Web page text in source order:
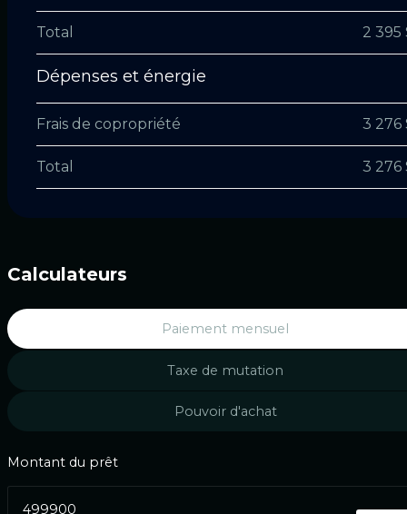
Total 2 395
Dépenses et énergie
Frais de copropriété 3 276
Total 3 276
Calculateurs
Paiement mensuel
Taxe de mutation
Pouvoir d'achat
Montant du prêt